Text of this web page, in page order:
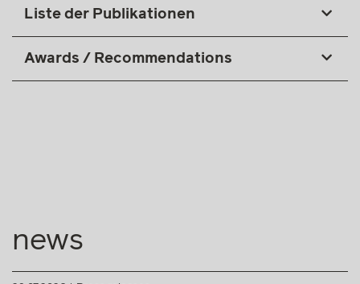
Liste der Publikationen
Awards / Recommendations
news